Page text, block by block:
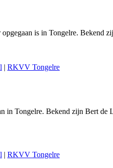
is in Tongelre. Bekend
| RKVV Tongelre
in Tongelre. Bekend zijn Bert de
| RKVV Tongelre